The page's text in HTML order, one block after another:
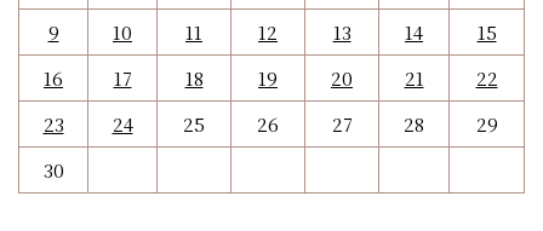
9
10 11 12 13 14
15
16
17 18 19 20 21
22
23
24 25 26 27 28
29
30